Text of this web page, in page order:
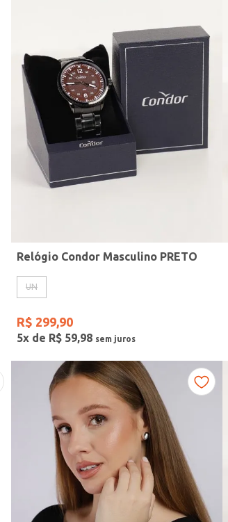
Relógio Condor Masculino PRETO
UN
R$ 299,90
5x de R$ 59,98